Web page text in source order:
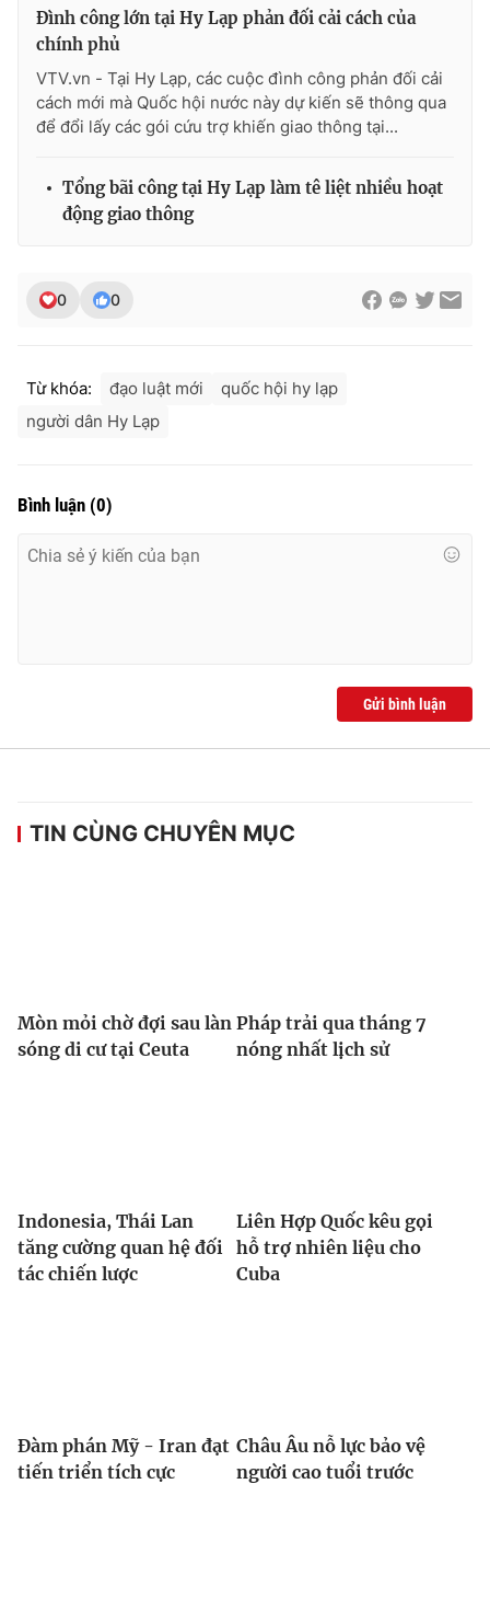
cấp ngày 29/12/2023
Tổng Biên tập:
Phó Tổng Biên tập: Nguyễn Thị Mỹ Hạnh, Phạm Quốc Thắng,
Nguyễn Trọng Ninh
Tổng đài VTV:024.38 355 931 - 024.38 355 932
Email:toasoan@vtv.vn
Liên hệ quảng cáo:024-7300.7108
thuận bằng văn bản. Ghi rõ nguồn VTV.vn khi phát hành lại
Đình công lớn tại Hy Lạp phản đối cải cách của
chính phủ
VTV.vn - Tại Hy Lạp, các cuộc đình công phản đối cải
cách mới mà Quốc hội nước này dự kiến sẽ thông qua
để đổi lấy các gói cứu trợ khiến giao thông tại...
Tổng bãi công tại Hy Lạp làm tê liệt nhiều hoạt
động giao thông
0 0
Từ khóa: đạo luật mới
quốc hội hy lạp
người dân Hy Lạp
Bình luận (0)
Gửi bình luận
TIN CÙNG CHUYÊN MỤC
Mòn mỏi chờ đợi sau làn
sóng di cư tại Ceuta
Pháp trải qua tháng 7
nóng nhất lịch sử
Indonesia, Thái Lan
tăng cường quan hệ đối
tác chiến lược
Liên Hợp Quốc kêu gọi
hỗ trợ nhiên liệu cho
Cuba
Đàm phán Mỹ - Iran đạt
tiến triển tích cực
Châu Âu nỗ lực bảo vệ
người cao tuổi trước